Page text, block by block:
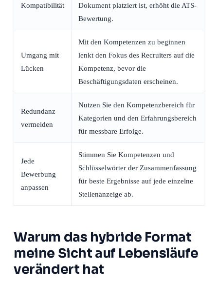
Kompatibilität
Dokument platziert ist, erhöht die ATS-
Bewertung.
Umgang mit
Lücken
Mit den Kompetenzen zu beginnen
lenkt den Fokus des Recruiters auf die
Kompetenz, bevor die
Beschäftigungsdaten erscheinen.
Redundanz
vermeiden
Nutzen Sie den Kompetenzbereich für
Kategorien und den Erfahrungsbereich
für messbare Erfolge.
Jede
Bewerbung
anpassen
Stimmen Sie Kompetenzen und
Schlüsselwörter der Zusammenfassung
für beste Ergebnisse auf jede einzelne
Stellenanzeige ab.
Warum das hybride Format
meine Sicht auf Lebensläufe
verändert hat